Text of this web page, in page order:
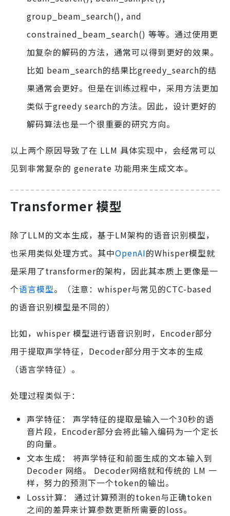
group_beam_search(), and
constrained_beam_search() 等等。通过使用更
加复杂的解码的方法，通常可以得到更好的效果。
比如 beam_search的结果比greedy_search的结
果通常会更好。但是在训练过程中，采用方法更加
类似于greedy search的方法。因此，设计更好的
解码算法也是一个很重要的研究方向。
以上两个原因导致了在 LLM 具体实现中，会经常可以
见到非常复杂的 generate 功能用来生成文本。
Transformer 模型
除了LLM的文本生成，基于LM架构的语音识别模型，
也采用类似处理方式。其中OpenAI的Whisper模型就
是采用了transformer的架构，因此其本质上更像是一
个语言模型。（注意：whisper与常见的CTC-based
的语音识别模型是不同的）
比如，whisper 模型进行语音识别时，Encoder部分
用于提取声学特征，Decoder部分用于文本的生成
（语言学特征）。
处理过程类似于：
声学特征： 声学特征的提取是输入一个30秒的语
音片段，Encoder部分会将此输入编码为一个定长
的向量。
文本生成： 将声学特征和前面生成的文本输入到
Decoder 网络。 Decoder网络就和传统的 LM 一
样，努力的预测下一个token的输出。
Loss计算： 通过计算预测的token与正确token
之间的差异来计算参数更新所需要的loss。